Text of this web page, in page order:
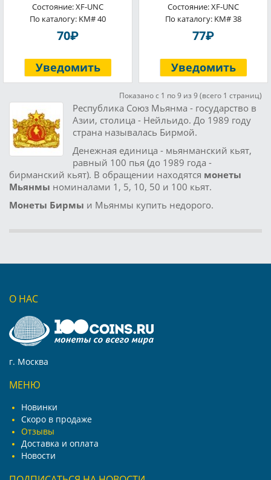
Состояние: XF-UNC
По каталогу: KM# 40
70P
Уведомить
Состояние: XF-UNC
По каталогу: KM# 38
77P
Уведомить
Показано с 1 по 9 из 9 (всего 1 страниц)
Республика Союз Мьянма - государство в
Азии, столица - Нейльидо. До 1989 году
страна называлась Бирмой.
Денежная единица - мьянманский кьят,
равный 100 пья (до 1989 года -
бирманский кьят). В обращении находятся монеты
Мьянмы номиналами 1, 5, 10, 50 и 100 кьят.
Монеты Бирмы и Мьянмы купить недорого.
О НАС
г. Москва
МЕНЮ
Новинки
Скоро в продаже
Отзывы
Доставка и оплата
Новости